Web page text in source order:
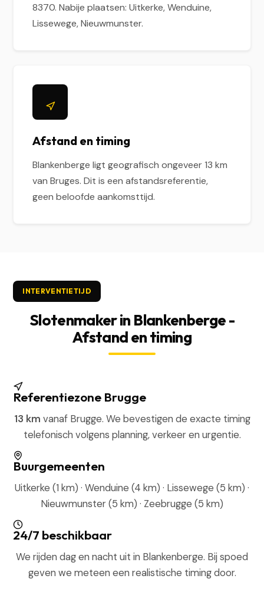
8370. Nabije plaatsen: Uitkerke, Wenduine,
Lissewege, Nieuwmunster.
Afstand en timing
Blankenberge ligt geografisch ongeveer 13 km
van Bruges. Dit is een afstandsreferentie,
geen beloofde aankomsttijd.
INTERVENTIETIJD
Slotenmaker in Blankenberge -
Afstand en timing
Referentiezone Brugge
13 km vanaf Brugge. We bevestigen de exacte timing
telefonisch volgens planning, verkeer en urgentie.
Buurgemeenten
Uitkerke (1 km) · Wenduine (4 km) · Lissewege (5 km) ·
Nieuwmunster (5 km) · Zeebrugge (5 km)
24/7 beschikbaar
We rijden dag en nacht uit in Blankenberge. Bij spoed
geven we meteen een realistische timing door.